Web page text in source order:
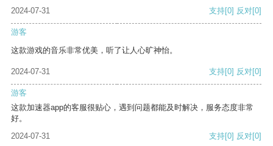
2024-07-31 支持[0] 反对[0]
游客
这款游戏的音乐非常优美，听了让人心旷神怡。
2024-07-31 支持[0] 反对[0]
游客
这款加速器app的客服很贴心，遇到问题都能及时解决，服务态度非常
好。
2024-07-31
支持[0] 反对[0]